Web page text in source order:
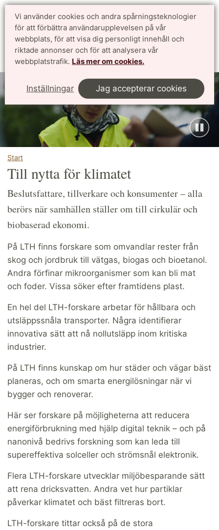
Vi använder cookies och andra spårningsteknologier
för att förbättra användarupplevelsen på vår
webbplats, för att visa dig personligt innehåll och
riktade annonser och för att analysera vår
webbplatstrafik. Läs mer om cookies.
Inställningar Jag accepterar cookies
Sök
Start
Till nytta för klimatet
Beslutsfattare, tillverkare och konsumenter – alla
berörs när samhällen ställer om till cirkulär och
biobaserad ekonomi.
På LTH finns forskare som omvandlar rester från
skog och jordbruk till vätgas, biogas och bioetanol.
Andra förfinar mikroorganismer som kan bli mat
och foder. Vissa söker efter framtidens plast.
En hel del LTH-forskare arbetar för hållbara och
utsläppssnåla transporter. Några identifierar
innovativa sätt att nå nollutsläpp inom kritiska
industrier.
På LTH finns kunskap om hur städer och vägar bäst
planeras, och om smarta energilösningar när vi
bygger och renoverar.
Här ser forskare på möjligheterna att reducera
energiförbrukning med hjälp digital teknik – och på
nanonivå bedrivs forskning som kan leda till
supereffektiva solceller och strömsnål elektronik.
Flera LTH-forskare utvecklar miljöbesparande sätt
att rena dricksvatten. Andra vet hur partiklar
påverkar klimatet och bäst filtreras bort.
LTH-forskare tittar också på de stora